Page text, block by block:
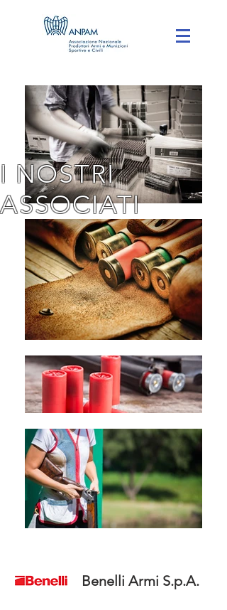
I NOSTRI
ASSOCIATI
Benelli Armi S.p.A.